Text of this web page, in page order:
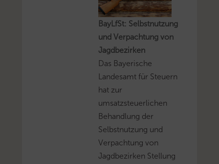
BayLfSt: Selbstnutzung
und Verpachtung von
Jagdbezirken
Das Bayerische
Landesamt für Steuern
hat zur
umsatzsteuerlichen
Behandlung der
Selbstnutzung und
Verpachtung von
Jagdbezirken Stellung